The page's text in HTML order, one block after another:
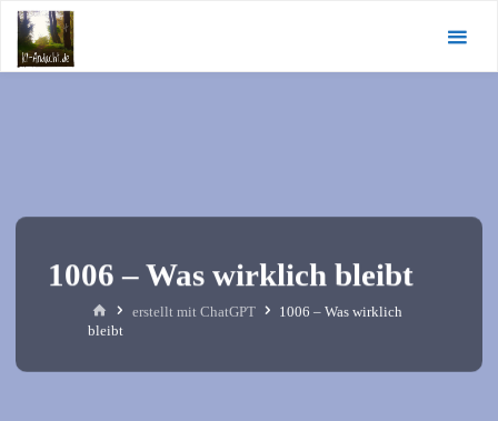
Zum
Inhalt
springen
1006 – Was wirklich bleibt
Starterstellt mit ChatGPT
1006 – Was wirklich
bleibt